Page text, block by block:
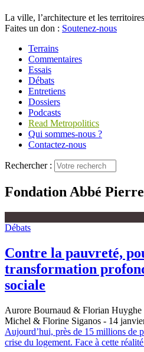
La ville, l’architecture et les territoires
Faites un don : Soutenez-nous
Terrains
Commentaires
Essais
Débats
Entretiens
Dossiers
Podcasts
Read Metropolitics
Qui sommes-nous ?
Contactez-nous
Rechercher :
Fondation Abbé Pierre
Débats
Contre la pauvreté,
transformation
sociale
Aurore Bournaud & Florian
Michel & Florine Siganos - 14
Aujourd’hui, près de 15 millions de
crise du logement. Face à cette